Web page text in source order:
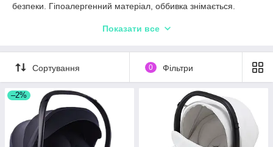
безпеки. Гіпоалергенний матеріал, оббивка знімається.
поїздках, максимальне навантаження до 13 кг. Купити
телефону або оформити на сайті, додавши в кошик.
Замовлення приймаємо щодня.
Показати все
Сортування 0 Фільтри
–2%